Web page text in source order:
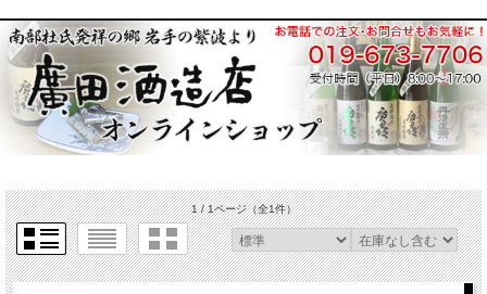
1 / 1ページ（全1件）